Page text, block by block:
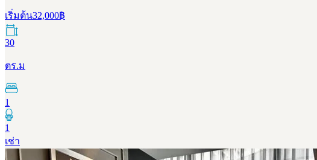
เริ่มต้น32,000฿
30
ตร.ม
1
1
เช่า